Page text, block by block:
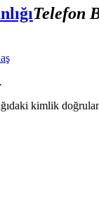
Telefon
kimlik